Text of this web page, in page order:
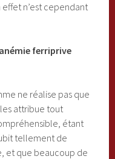
n’est cependant
ferriprive
ne réalise pas que
attribue tout
étant
tellement de
et que beaucoup de